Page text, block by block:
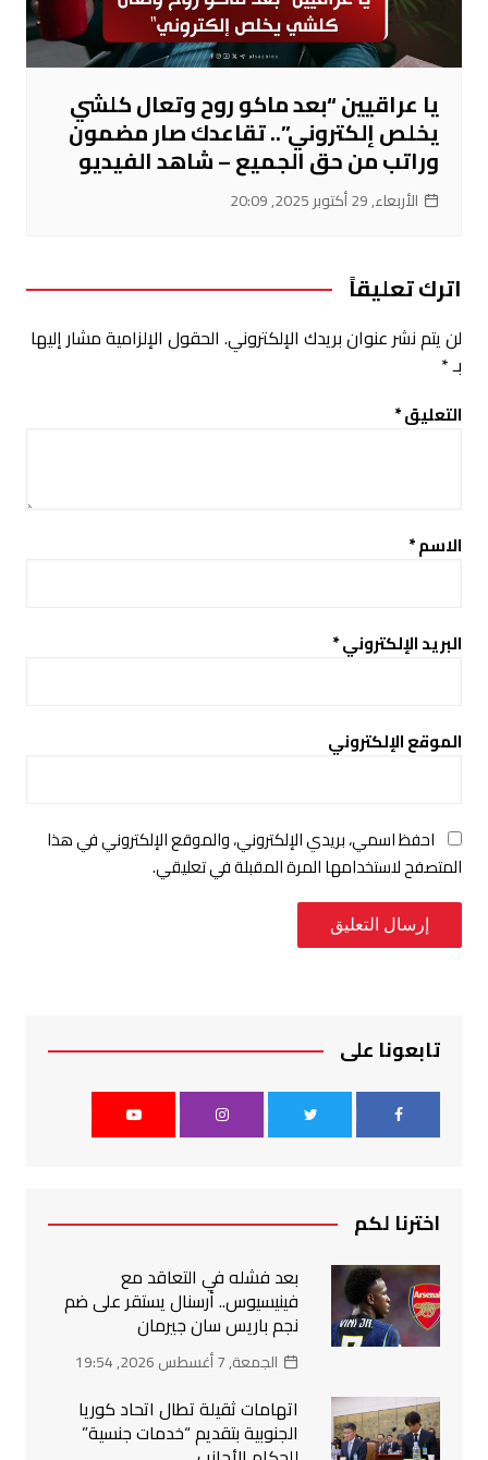
يا عراقيين “بعد ماكو روح وتعال كلشي
يخلص إلكتروني”.. تقاعدك صار مضمون
وراتب من حق الجميع – شاهد الفيديو
الأربعاء, 29 أكتوبر 2025, 20:09
اترك تعليقاً
لن يتم نشر عنوان بريدك الإلكتروني. الحقول الإلزامية مشار إليها
بـ*
التعليق*
الاسم*
البريد الإلكتروني*
الموقع الإلكتروني
احفظ اسمي، بريدي الإلكتروني، والموقع الإلكتروني في هذا
المتصفح لاستخدامها المرة المقبلة في تعليقي.
تابعونا على
اخترنا لكم
بعد فشله في التعاقد مع
فينيسيوس.. أرسنال يستقر على ضم
نجم باريس سان جيرمان
الجمعة, 7 أغسطس 2026, 19:54
اتهامات ثقيلة تطال اتحاد كوريا
الجنوبية بتقديم “خدمات جنسية”